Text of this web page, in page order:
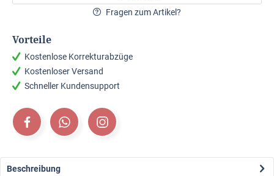
Fragen zum Artikel?
Vorteile
Kostenlose Korrekturabzüge
Kostenloser Versand
Schneller Kundensupport
Beschreibung